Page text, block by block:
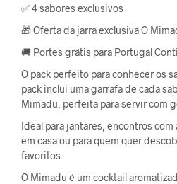
✅ 4 sabores exclusivos
🎁 Oferta da jarra exclusiva O
🚚 Portes grátis para Portugal
O pack perfeito para conhecer os
pack inclui uma garrafa de cada
Mimadu, perfeita para servir com
Ideal para jantares, encontros
em casa ou para quem quer
favoritos.
O Mimadu é um cocktail